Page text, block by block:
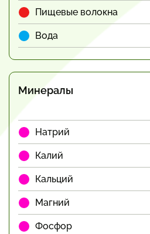
Пищевые волокна
Вода
Минералы
Натрий
Калий
Кальций
Магний
Фосфор